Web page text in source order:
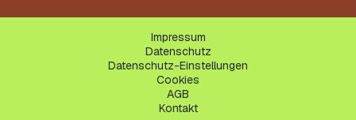
Impressum
Datenschutz
Datenschutz-Einstellungen
Cookies
AGB
Kontakt